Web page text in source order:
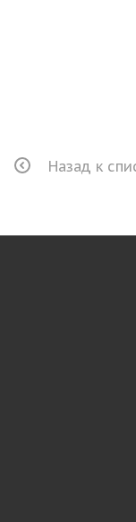
Назад к